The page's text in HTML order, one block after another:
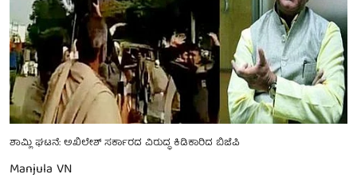
ಶಾಮ್ಲಿ ಘಟನೆ: ಅಖಿಲೇಶ್ ಸರ್ಕಾರದ ವಿರುದ್ಧ ಕಿಡಿಕಾರಿದ ಬಿಜೆಪಿ
Manjula VN